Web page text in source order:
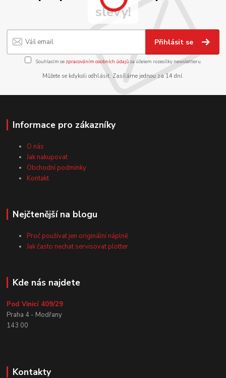
slevy!
Přihlásit se
Souhlasím se zpracováním osobních údajůza účelem rozesílky newsletteru.
Můžete se kdykoli odhlásit. Zasíláme jednou za 14 dní.
Informace pro zákazníky
O nás
Jak nakupovat
Obchodní podmínky
Kontakt
Nejčtenější na blogu
Proč používat jen originální náplně
Jak často nechat servisovat plotter
Kde nás najdete
Pod Vinicí 409/29
Praha 4 - Modřany
143 00
Kontakty